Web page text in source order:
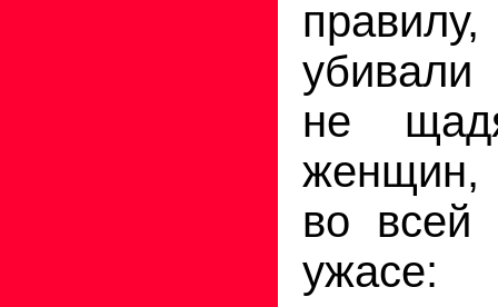
убивали
не
женщин,
во
ужасе: